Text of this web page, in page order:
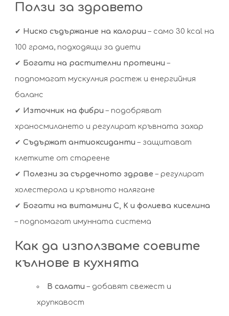
Ползи за здравето
✔ Ниско съдържание на калории – само 30 kcal на
100 грама, подходящи за диети
✔ Богати на растителни протеини –
подпомагат мускулния растеж и енергийния
баланс
✔ Източник на фибри – подобряват
храносмилането и регулират кръвната захар
✔ Съдържат антиоксиданти – защитават
клетките от стареене
✔ Полезни за сърдечното здраве – регулират
холестерола и кръвното налягане
✔ Богати на витамини C, K и фолиева киселина
– подпомагат имунната система
Как да използваме соевите
кълнове в кухнята
В салати – добавят свежест и
хрупкавост